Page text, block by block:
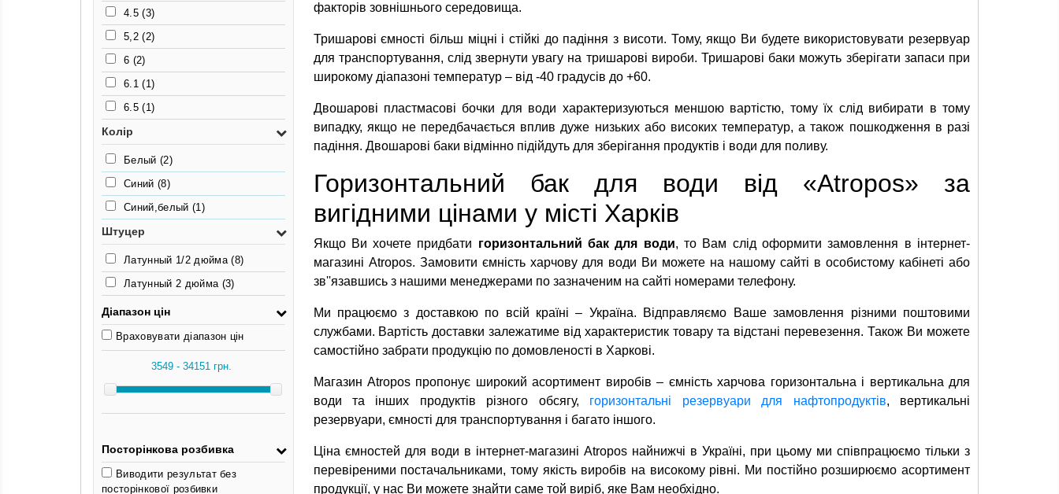
4.5(3)
5,2(2)
6 (2)
6.1(1)
6.5(1)
Колір
Белый (2)
Синий (8)
Синий,белый (1)
Штуцер
Латунный 1/2 дюйма(8)
Латунный 2 дюйма (3)
Діапазон цін
Враховувати діапазон цін
Посторінкова розбивка
Виводити результат без
посторінкової розбивки
факторів зовнішнього середовища.
Тришарові ємності більш міцні і стійкі до падіння з висоти. Тому, якщо Ви будете використовувати резервуар
для транспортування, слід звернути увагу на тришарові вироби. Тришарові баки можуть зберігати запаси при
широкому діапазоні температур – від -40 градусів до +60.
Двошарові пластмасові бочки для води характеризуються меншою вартістю, тому їх слід вибирати в тому
випадку, якщо не передбачається вплив дуже низьких або високих температур, а також пошкодження в разі
падіння. Двошарові баки відмінно підійдуть для зберігання продуктів і води для поливу.
Горизонтальний бак для води від «Atropos» за
вигідними цінами у місті Харків
Якщо Ви хочете придбати горизонтальний бак для води, то Вам слід оформити замовлення в інтернет-
магазині Atropos. Замовити ємність харчову для води Ви можете на нашому сайті в особистому кабінеті або
зв''язавшись з нашими менеджерами по зазначеним на сайті номерами телефону.
Ми працюємо з доставкою по всій країні – Україна. Відправляємо Ваше замовлення різними поштовими
службами. Вартість доставки залежатиме від характеристик товару та відстані перевезення. Також Ви можете
самостійно забрати продукцію по домовленості в Харкові.
Магазин Atropos пропонує широкий асортимент виробів – ємність харчова горизонтальна і вертикальна для
води та інших продуктів різного обсягу, горизонтальні резервуари для нафтопродуктів, вертикальні
резервуари, ємності для транспортування і багато іншого.
Ціна ємностей для води в інтернет-магазині Atropos найнижчі в Україні, при цьому ми співпрацюємо тільки з
перевіреними постачальниками, тому якість виробів на високому рівні. Ми постійно розширюємо асортимент
продукції, у нас Ви можете знайти саме той виріб, яке Вам необхідно.